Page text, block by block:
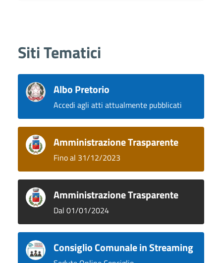
Siti Tematici
Albo Pretorio
Accedi agli atti attualmente pubblicati
Amministrazione Trasparente
Fino al 31/12/2023
Amministrazione Trasparente
Dal 01/01/2024
Consiglio Comunale in Streaming